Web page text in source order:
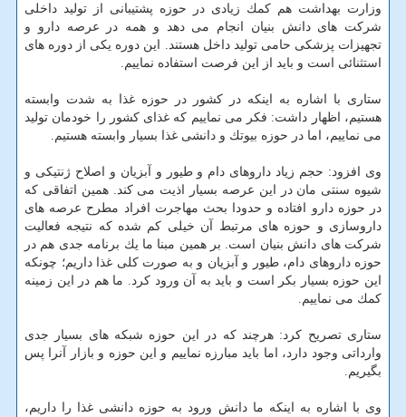
وزارت بهداشت هم كمك زیادی در حوزه پشتیبانی از تولید داخلی
شركت های دانش بنیان انجام می دهد و همه در عرصه دارو و
تجهیزات پزشكی حامی تولید داخل هستند. این دوره یكی از دوره های
استثنائی است و باید از این فرصت استفاده نماییم.
ستاری با اشاره به اینكه در كشور در حوزه غذا به شدت وابسته
هستیم، اظهار داشت: فكر می نماییم كه غذای كشور را خودمان تولید
می نماییم، اما در حوزه بیوتك و دانشی غذا بسیار وابسته هستیم.
وی افزود: حجم زیاد داروهای دام و طیور و آبزیان و اصلاح ژنتیكی و
شیوه سنتی مان در این عرصه بسیار اذیت می كند. همین اتفاقی كه
در حوزه دارو افتاده و حدودا بحث مهاجرت افراد مطرح عرصه های
داروسازی و حوزه های مرتبط آن خیلی كم شده كه نتیجه فعالیت
شركت های دانش بنیان است. بر همین مبنا ما یك برنامه جدی هم در
حوزه داروهای دام، طیور و آبزیان و به صورت كلی غذا داریم؛ چونكه
این حوزه بسیار بكر است و باید به آن ورود كرد. ما هم در این زمینه
كمك می نماییم.
ستاری تصریح كرد: هرچند كه در این حوزه شبكه های بسیار جدی
وارداتی وجود دارد، اما باید مبارزه نماییم و این حوزه و بازار آنرا پس
بگیریم.
وی با اشاره به اینكه ما دانش ورود به حوزه دانشی غذا را داریم،